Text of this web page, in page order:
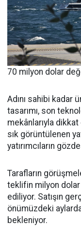
70 milyon dolar
Adını sahibi kadar
tasarımı, son
mekânlarıyla dikkat
sık görüntülenen
yatırımcıların
Tarafların
teklifin milyon
ediliyor. Satışın
önümüzdeki
bekleniyor.